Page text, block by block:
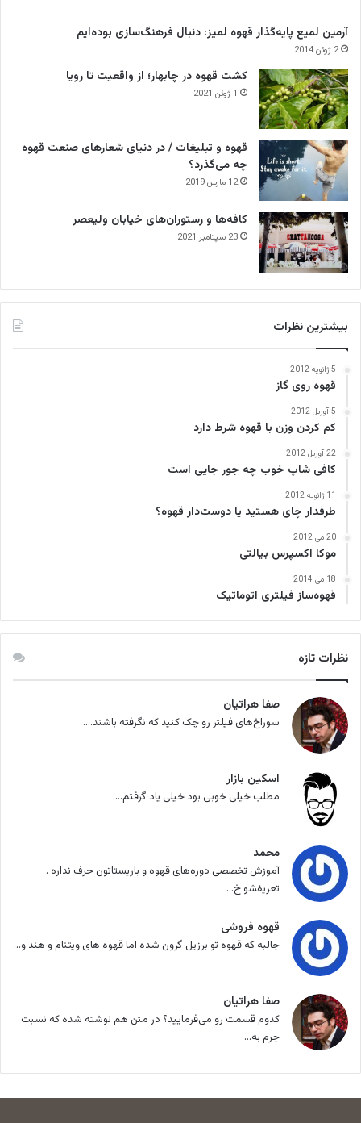
آرمین لمیع پایه‌گذار قهوه لمیز: دنبال فرهنگ‌سازی بوده‌ایم
2 ژوئن 2014
کشت قهوه در چابهار؛ از واقعیت تا رویا
1 ژوئن 2021
قهوه و تبلیغات / در دنیای شعارهای صنعت قهوه
چه می‌گذرد؟
12 مارس 2019
کافه‌ها و رستوران‌های خیابان ولیعصر
23 سپتامبر 2021
بیشترین نظرات
5 ژانویه 2012
قهوه روی گاز
5 آوریل 2012
کم کردن وزن با قهوه شرط دارد
22 آوریل 2012
کافی‌ شاپ خوب چه جور جایی است
11 ژانویه 2012
طرفدار چای هستید یا دوست‌دار قهوه؟
20 می 2012
موکا اکسپرس بیالتی
18 می 2014
قهوه‌ساز فیلتری اتوماتیک
نظرات تازه
صفا هراتیان
سوراخ‌های فیلتر رو چک کنید که نگرفته باشند....
اسکین بازار
مطلب خیلی خوبی بود خیلی یاد گرفتم...
محمد
آموزش تخصصی دوره‌های قهوه و باریستاتون حرف نداره .
تعریفشو خ...
قهوه فروشی
جالبه که قهوه تو برزیل گرون شده اما قهوه های ویتنام و هند و...
صفا هراتیان
کدوم قسمت رو می‌فرمایید؟ در متن هم نوشته شده که نسبت
جرم به...